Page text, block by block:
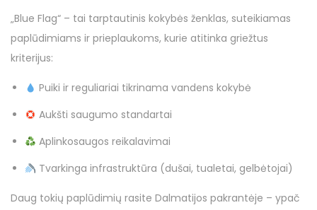
„Blue Flag“ – tai tarptautinis kokybės ženklas, suteikiamas
paplūdimiams ir prieplaukoms, kurie atitinka griežtus
kriterijus:
Puiki ir reguliariai tikrinama vandens kokybė
Aukšti saugumo standartai
Aplinkosaugos reikalavimai
Tvarkinga infrastruktūra (dušai, tualetai, gelbėtojai)
Daug tokių paplūdimių rasite Dalmatijos pakrantėje – ypač